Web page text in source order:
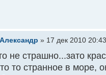
» 17 дек 2010 20:43
не страшно...зато
то странное в море,